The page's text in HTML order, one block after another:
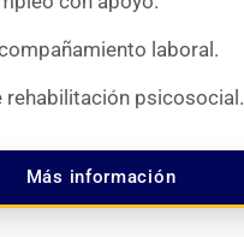
laboral.
psicosocial.
Más información